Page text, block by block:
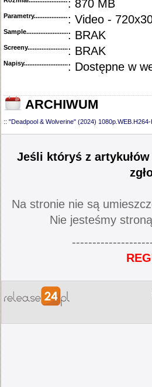
: 870 MB
Parametry.........................................
: Video -
Sample............................................
: BRAK
Screeny...........................................
: BRAK
Napisy............................................: Dostępne w
ARCHIWUM
:: "Deadpool & Wolverine" (2024)
Jeśli któryś z
Na stronie nie są
Nie jesteśmy